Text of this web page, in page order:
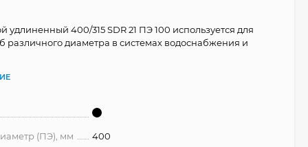
удлиненный 400/315 SDR 21 ПЭ 100 используется для
различного диаметра в системах водоснабжения и
(ПЭ), мм
400